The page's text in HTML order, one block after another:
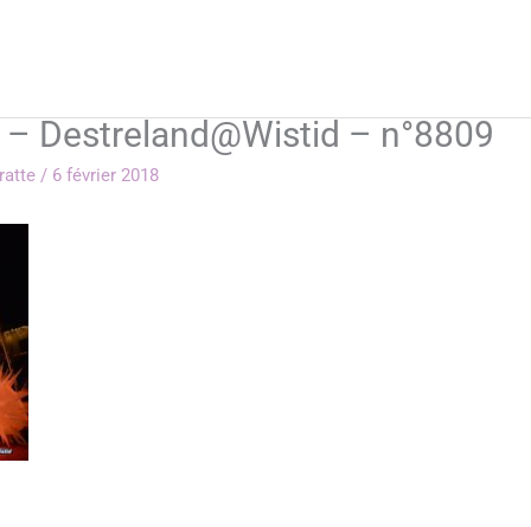
Destreland@Wistid – n°8809
/ 6 février 2018